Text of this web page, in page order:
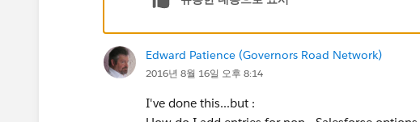
Edward Patience (Governors Road Network)
2016년 8월 16일 오후 8:14
I've done this...but :